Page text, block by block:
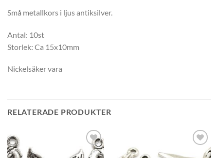
Små metallkors i ljus antiksilver.
Antal: 10st
Storlek: Ca 15x10mm
Nickelsäker vara
RELATERADE PRODUKTER